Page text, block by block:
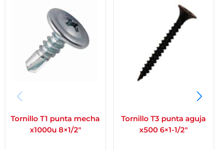
Tornillo T1 punta mecha
x1000u 8×1/2″
Tornillo T3 punta aguja
x500 6×1-1/2″